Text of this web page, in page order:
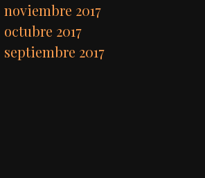
noviembre 2017
octubre 2017
septiembre 2017